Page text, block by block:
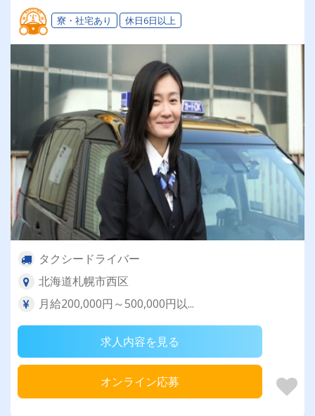
寮・社宅あり 休日6日以上
タクシードライバー
北海道札幌市西区
月給200,000円～500,000円以...
求人内容を見る
オンライン応募